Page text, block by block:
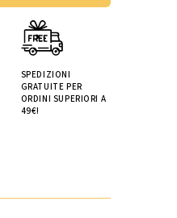
SPEDIZIONI
GRATUITE PER
ORDINI SUPERIORI A
49€!